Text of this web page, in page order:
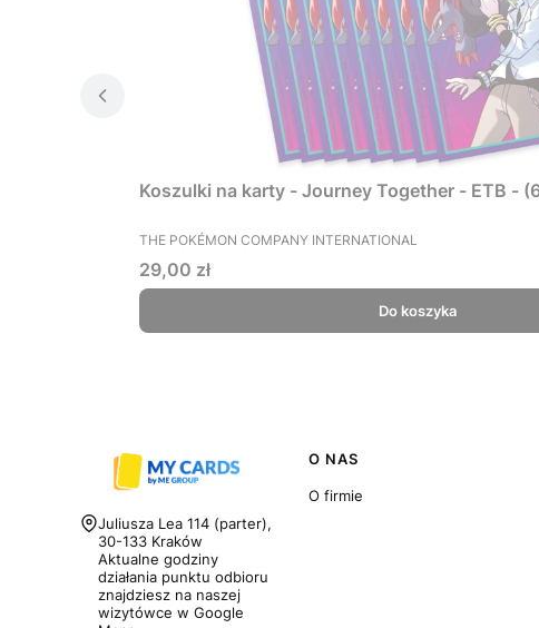
Koszulki na karty -
PRODUCENT
THE POKÉMON COMPANY INTERNATIONAL
Cena
29,00 zł
Do koszyka
Adres:
Juliusza Lea 114 (parter),
30-133 Kraków
Aktualne godziny
działania punktu odbioru
znajdziesz na naszej
wizytówce w Google
Linki w stopce
O NAS
O firmie